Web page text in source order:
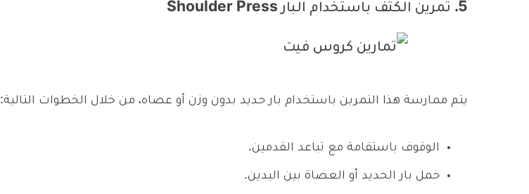
5. تمرين الكتف باستخدام البار Shoulder Press
يتم ممارسة هذا التمرين باستخدام بار حديد بدون وزن أو عصاه، من خلال الخطوات التالية:
الوقوف باستقامة مع تباعد القدمين.
حمل بار الحديد أو العصاة بين اليدين.